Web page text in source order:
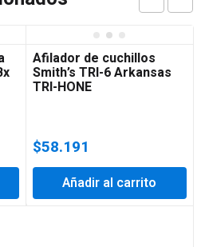
Afilador de cuchillos
Smith’s TRI-6 Arkansas
TRI-HONE
$58.191
Añadir al carrito